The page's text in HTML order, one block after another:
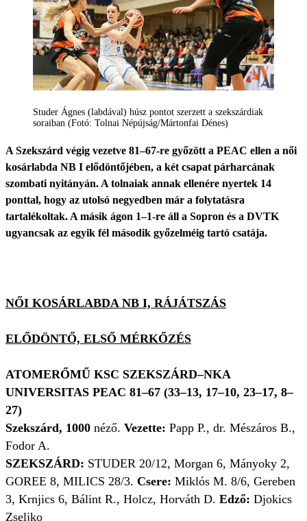
Studer Ágnes (labdával) húsz pontot szerzett a szekszárdiak
soraiban (Fotó: Tolnai Népújság/Mártonfai Dénes)
A Szekszárd végig vezetve 81–67-re győzött a PEAC ellen a női
kosárlabda NB I elődöntőjében, a két csapat párharcának
szombati nyitányán. A tolnaiak annak ellenére nyertek 14
ponttal, hogy az utolsó negyedben már a folytatásra
tartalékoltak. A másik ágon 1–1-re áll a Sopron és a DVTK
ugyancsak az egyik fél második győzelméig tartó csatája.
NŐI KOSÁRLABDA NB I, RÁJÁTSZÁS
ELŐDÖNTŐ, ELSŐ MÉRKŐZÉS
ATOMERŐMŰ KSC SZEKSZÁRD–NKA
UNIVERSITAS PEAC 81–67 (33–13, 17–10, 23–17, 8–
27)
Szekszárd, 1000 néző. Vezette: Papp P., dr. Mészáros B.,
Fodor A.
SZEKSZÁRD: STUDER 20/12, Morgan 6, Mányoky 2,
GOREE 8, MILICS 28/3. Csere: Miklós M. 8/6, Gereben
3, Krnjics 6, Bálint R., Holcz, Horváth D. Edző: Djokics
Zseljko